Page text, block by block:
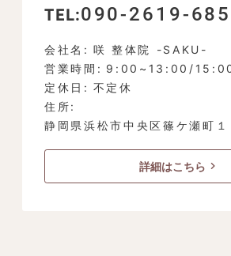
TEL 090-2619-
会社名
咲 整体院 -SAKU-
営業時間
9:00~13:00/
定休日
不定休
住所
静岡県浜松市中央区篠ケ瀬町１
詳細はこちら